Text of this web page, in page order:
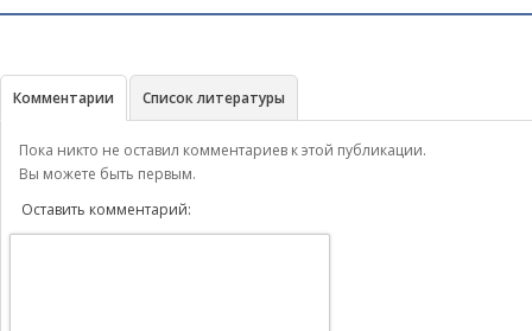
Комментарии Список литературы
Пока никто не оставил комментариев к этой публикации.
Вы можете быть первым.
Оставить комментарий: